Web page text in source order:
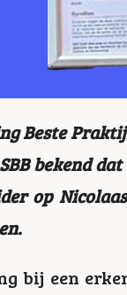
Beste
bekend
op
bij een